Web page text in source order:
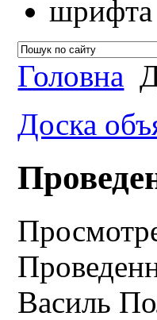
Головна
Доска
Василь